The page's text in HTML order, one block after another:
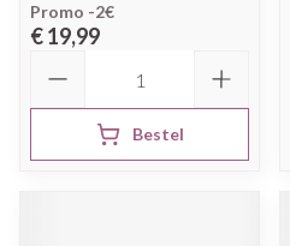
Promo -2€
€ 19,99
Bestel